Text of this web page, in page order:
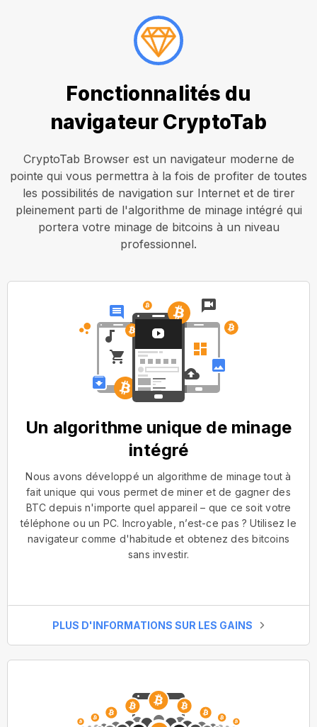
Fonctionnalités du
navigateur CryptoTab
CryptoTab Browser est un navigateur moderne de
pointe qui vous permettra à la fois de profiter de toutes
les possibilités de navigation sur Internet et de tirer
pleinement parti de l'algorithme de minage intégré qui
portera votre minage de bitcoins à un niveau
professionnel.
Un algorithme unique de minage
intégré
Nous avons développé un algorithme de minage tout à
fait unique qui vous permet de miner et de gagner des
BTC depuis n'importe quel appareil – que ce soit votre
téléphone ou un PC. Incroyable, n’est-ce pas ? Utilisez le
navigateur comme d'habitude et obtenez des bitcoins
sans investir.
PLUS D'INFORMATIONS SUR LES GAINS